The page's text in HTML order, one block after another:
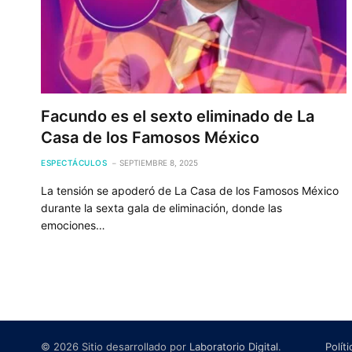
Facundo es el sexto eliminado de La
Casa de los Famosos México
ESPECTÁCULOS SEPTIEMBRE 8, 2025
La tensión se apoderó de La Casa de los Famosos México
durante la sexta gala de eliminación, donde las
emociones…
© 2026 Sitio desarrollado por Laboratorio Digital.